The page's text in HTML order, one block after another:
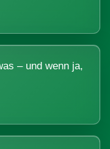
– und wenn ja,